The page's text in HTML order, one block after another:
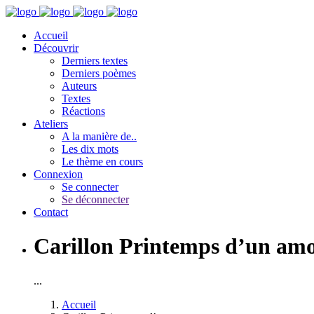
Accueil
Découvrir
Derniers textes
Derniers poèmes
Auteurs
Textes
Réactions
Ateliers
A la manière de..
Les dix mots
Le thème en cours
Connexion
Se connecter
Se déconnecter
Contact
Carillon Printemps d’un
...
Accueil